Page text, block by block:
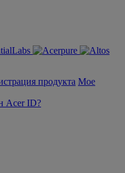
продукта Мое
Acer ID?